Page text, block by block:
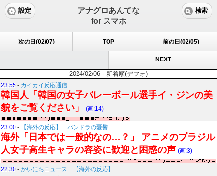
アナグロあんてな
for スマホ
設定 検索
次の日(02/07) TOP 前の日(02/05)
NEXT
2024/02/06 - 新着順(デフォ)
23:55 - カイカイ反応通信
韓国人「韓国の女子バレーボール選手イ・ジンの美
貌をご覧ください」
(画:14)
23:00 - 【海外の反応】 パンドラの憂鬱
海外「日本では一般的なの…？」 アニメのブラジル
人女子高生キャラの容姿に歓迎と困惑の声 (画:3)
22:30 - かいにちニュース 【海外の反応】